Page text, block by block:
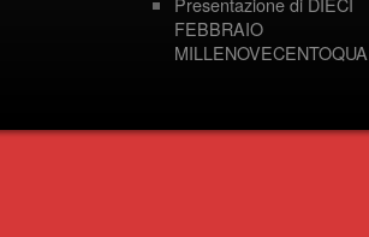
FEBBRAIO